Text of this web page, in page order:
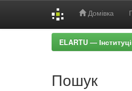
Домівка
ELARTU —
Пошук